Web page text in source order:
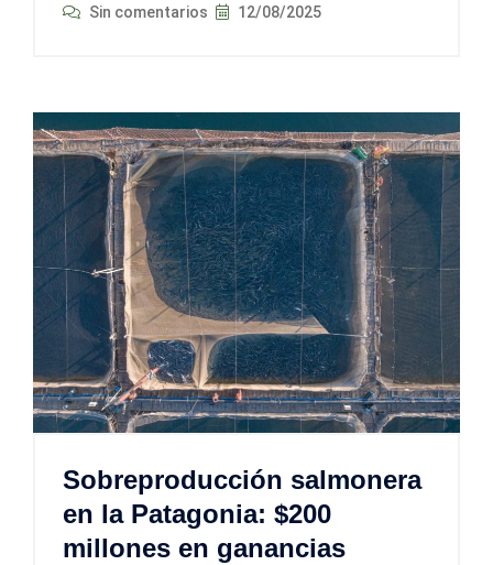
Sin comentarios 12/08/2025
Sobreproducción salmonera
en la Patagonia: $200
millones en ganancias